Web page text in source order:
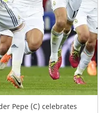
Pepe (C) celebrates